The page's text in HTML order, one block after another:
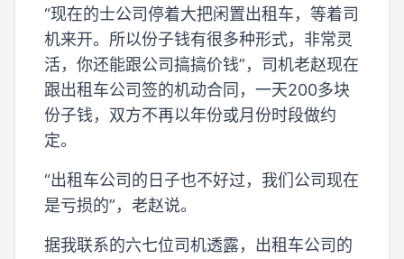
“现在的士公司停着大把闲置出租车，等着司
机来开。所以份子钱有很多种形式，非常灵
活，你还能跟公司搞搞价钱”，司机老赵现在
跟出租车公司签的机动合同，一天200多块
份子钱，双方不再以年份或月份时段做约
定。
“出租车公司的日子也不好过，我们公司现在
是亏损的”，老赵说。
据我联系的六七位司机透露，出租车公司的